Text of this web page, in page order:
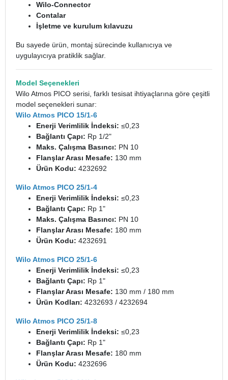
Wilo-Connector
Contalar
İşletme ve kurulum kılavuzu
Bu sayede ürün, montaj sürecinde kullanıcıya ve
uygulayıcıya pratiklik sağlar.
Model Seçenekleri
Wilo Atmos PICO serisi, farklı tesisat ihtiyaçlarına göre çeşitli
model seçenekleri sunar:
Wilo Atmos PICO 15/1-6
Enerji Verimlilik İndeksi: ≤0,23
Bağlantı Çapı: Rp 1/2"
Maks. Çalışma Basıncı: PN 10
Flanşlar Arası Mesafe: 130 mm
Ürün Kodu: 4232692
Wilo Atmos PICO 25/1-4
Enerji Verimlilik İndeksi: ≤0,23
Bağlantı Çapı: Rp 1"
Maks. Çalışma Basıncı: PN 10
Flanşlar Arası Mesafe: 180 mm
Ürün Kodu: 4232691
Wilo Atmos PICO 25/1-6
Enerji Verimlilik İndeksi: ≤0,23
Bağlantı Çapı: Rp 1"
Flanşlar Arası Mesafe: 130 mm / 180 mm
Ürün Kodları: 4232693 / 4232694
Wilo Atmos PICO 25/1-8
Enerji Verimlilik İndeksi: ≤0,23
Bağlantı Çapı: Rp 1"
Flanşlar Arası Mesafe: 180 mm
Ürün Kodu: 4232696